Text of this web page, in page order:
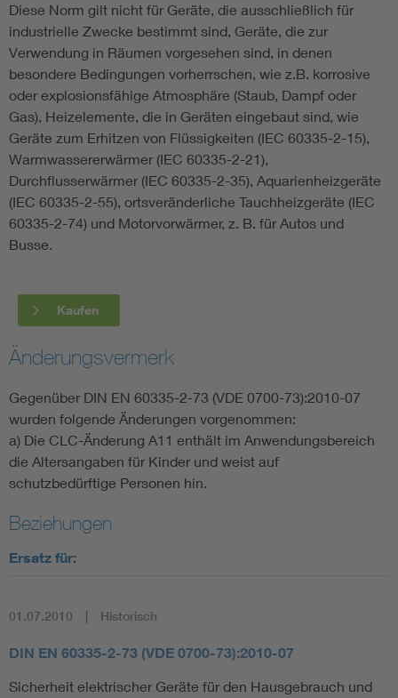
Diese Norm gilt nicht für Geräte, die ausschließlich für
industrielle Zwecke bestimmt sind, Geräte, die zur
Verwendung in Räumen vorgesehen sind, in denen
besondere Bedingungen vorherrschen, wie z.B. korrosive
oder explosionsfähige Atmosphäre (Staub, Dampf oder
Gas), Heizelemente, die in Geräten eingebaut sind, wie
Geräte zum Erhitzen von Flüssigkeiten (IEC 60335-2-15),
Warmwassererwärmer (IEC 60335-2-21),
Durchflusserwärmer (IEC 60335-2-35), Aquarienheizgeräte
(IEC 60335-2-55), ortsveränderliche Tauchheizgeräte (IEC
60335-2-74) und Motorvorwärmer, z. B. für Autos und
Busse.
Kaufen
Änderungsvermerk
Gegenüber DIN EN 60335-2-73 (VDE 0700-73):2010-07
wurden folgende Änderungen vorgenommen:
a) Die CLC-Änderung A11 enthält im Anwendungsbereich
die Altersangaben für Kinder und weist auf
schutzbedürftige Personen hin.
Beziehungen
Ersatz für:
01.07.2010 Historisch
DIN EN 60335-2-73 (VDE 0700-73):2010-07
Sicherheit elektrischer Geräte für den Hausgebrauch und